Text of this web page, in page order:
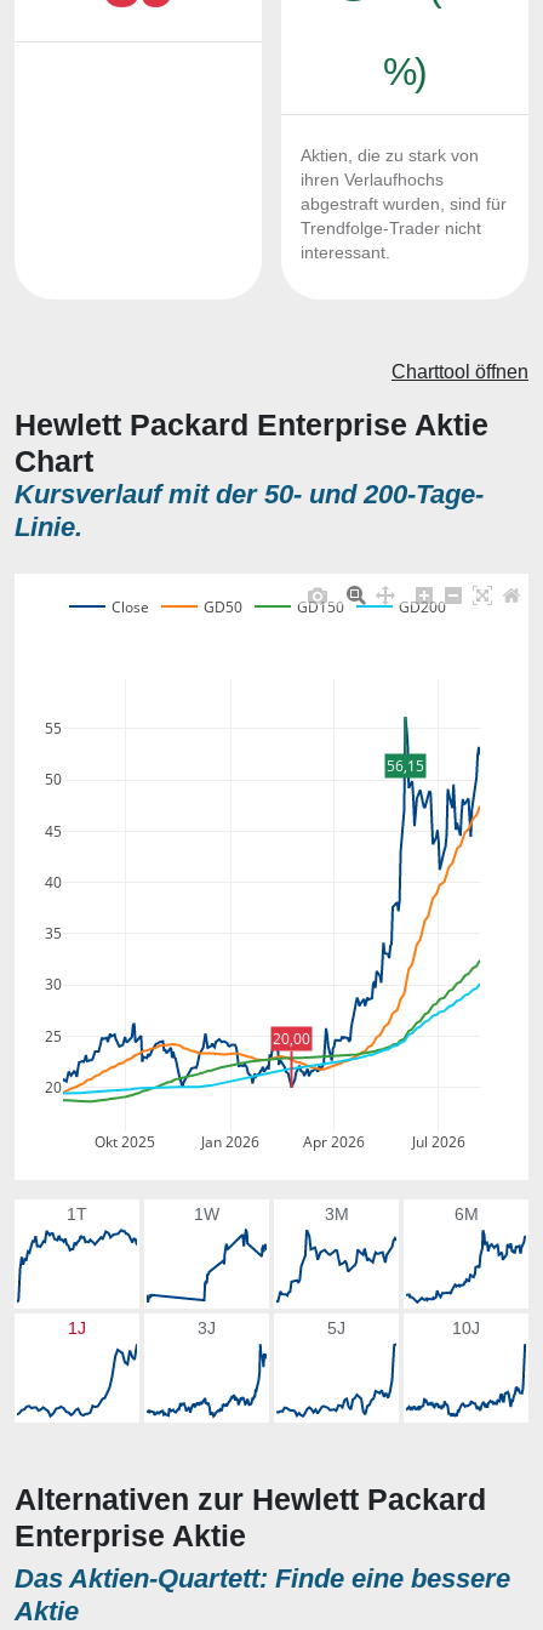
%)
Aktien, die zu stark von
ihren Verlaufhochs
abgestraft wurden, sind für
Trendfolge-Trader nicht
interessant.
Hewlett Packard Enterprise Aktie
Chart
Kursverlauf mit der 50- und 200-Tage-
Linie.
Charttool öffnen
Okt 2025 Jan 2026 Apr 2026 Jul 2026
20
25
30
35
40
45
50
55
Close GD50 GD150 GD200
56,15
20,00
1T 1W 3M 6M
1J 3J 5J 10J
Alternativen zur Hewlett Packard
Enterprise Aktie
Das Aktien-Quartett: Finde eine bessere
Aktie